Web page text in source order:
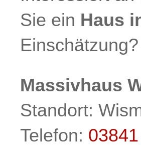
Sie ein Haus
Massivhaus
Standort:
Telefon: